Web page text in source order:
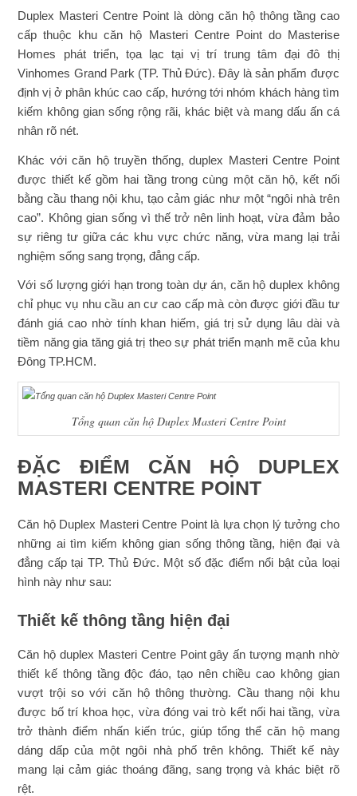
Duplex Masteri Centre Point là dòng căn hộ thông tầng cao
cấp thuộc khu căn hộ Masteri Centre Point do Masterise
Homes phát triển, tọa lạc tại vị trí trung tâm đại đô thị
Vinhomes Grand Park (TP. Thủ Đức). Đây là sản phẩm được
định vị ở phân khúc cao cấp, hướng tới nhóm khách hàng tìm
kiếm không gian sống rộng rãi, khác biệt và mang dấu ấn cá
nhân rõ nét.
Khác với căn hộ truyền thống, duplex Masteri Centre Point
được thiết kế gồm hai tầng trong cùng một căn hộ, kết nối
bằng cầu thang nội khu, tạo cảm giác như một “ngôi nhà trên
cao”. Không gian sống vì thế trở nên linh hoạt, vừa đảm bảo
sự riêng tư giữa các khu vực chức năng, vừa mang lại trải
nghiệm sống sang trọng, đẳng cấp.
Với số lượng giới hạn trong toàn dự án, căn hộ duplex không
chỉ phục vụ nhu cầu an cư cao cấp mà còn được giới đầu tư
đánh giá cao nhờ tính khan hiếm, giá trị sử dụng lâu dài và
tiềm năng gia tăng giá trị theo sự phát triển mạnh mẽ của khu
Đông TP.HCM.
Tổng quan căn hộ Duplex Masteri Centre Point
ĐẶC ĐIỂM CĂN HỘ DUPLEX
MASTERI CENTRE POINT
Căn hộ Duplex Masteri Centre Point là lựa chọn lý tưởng cho
những ai tìm kiếm không gian sống thông tầng, hiện đại và
đẳng cấp tại TP. Thủ Đức. Một số đặc điểm nổi bật của loại
hình này như sau:
Thiết kế thông tầng hiện đại
Căn hộ duplex Masteri Centre Point gây ấn tượng mạnh nhờ
thiết kế thông tầng độc đáo, tạo nên chiều cao không gian
vượt trội so với căn hộ thông thường. Cầu thang nội khu
được bố trí khoa học, vừa đóng vai trò kết nối hai tầng, vừa
trở thành điểm nhấn kiến trúc, giúp tổng thể căn hộ mang
dáng dấp của một ngôi nhà phố trên không. Thiết kế này
mang lại cảm giác thoáng đãng, sang trọng và khác biệt rõ
rệt.